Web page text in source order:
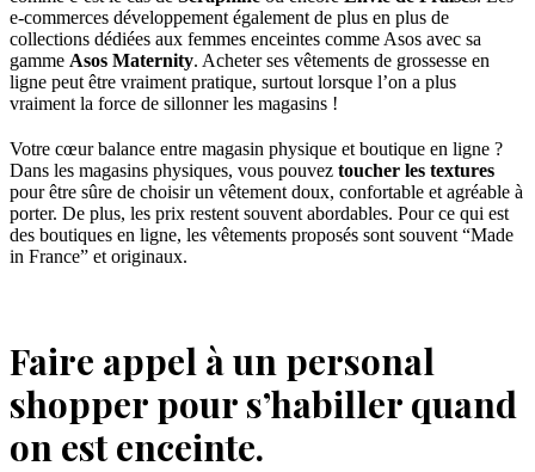
e-commerces développement également de plus en plus de
collections dédiées aux femmes enceintes comme Asos avec sa
gamme Asos Maternity. Acheter ses vêtements de grossesse en
ligne peut être vraiment pratique, surtout lorsque l’on a plus
vraiment la force de sillonner les magasins !
Votre cœur balance entre magasin physique et boutique en ligne ?
Dans les magasins physiques, vous pouvez toucher les textures
pour être sûre de choisir un vêtement doux, confortable et agréable à
porter. De plus, les prix restent souvent abordables. Pour ce qui est
des boutiques en ligne, les vêtements proposés sont souvent “Made
in France” et originaux.
Faire appel à un personal
shopper pour s’habiller quand
on est enceinte.